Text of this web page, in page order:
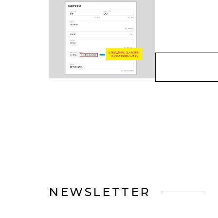
NEWSLETTER